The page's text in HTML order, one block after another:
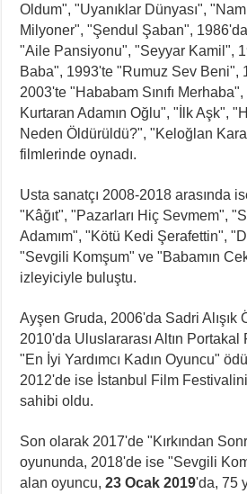
Oldum", "Uyanıklar Dünyası",
Milyoner", "Şendul Şaban",
"Aile Pansiyonu", "Seyyar Kamil",
Baba", 1993'te "Rumuz Sev Beni",
2003'te "Hababam Sınıfı
Kurtaran Adamın Oğlu", "İlk Aşk",
Neden Öldürüldü?", "Keloğlan
filmlerinde oynadı.
Usta sanatçı 2008-2018 arasında
"Kâğıt", "Pazarları Hiç Sevmem",
Adamım", "Kötü Kedi Şerafettin",
"Sevgili Komşum" ve "Babamın
izleyiciyle buluştu.
Ayşen Gruda, 2006'da Sadri Alışık
2010'da Uluslararası Altın
"En İyi Yardımcı Kadın Oyuncu"
2012'de ise İstanbul Film
sahibi oldu.
Son olarak 2017'de "Kırkından
oyununda, 2018'de ise "Sevgili
alan oyuncu,23 Ocak 2019'da, 75